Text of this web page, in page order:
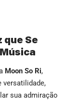
que Se
Moon So Ri,
versatilidade,
sua admiração